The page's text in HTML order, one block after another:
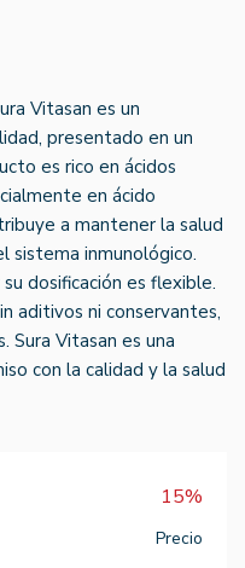
Vitasan es un
presentado en un
es rico en ácidos
en ácido
a mantener la salud
sistema inmunológico.
dosificación es flexible.
aditivos ni conservantes,
Sura Vitasan es una
con la calidad y la salud
15%
Precio